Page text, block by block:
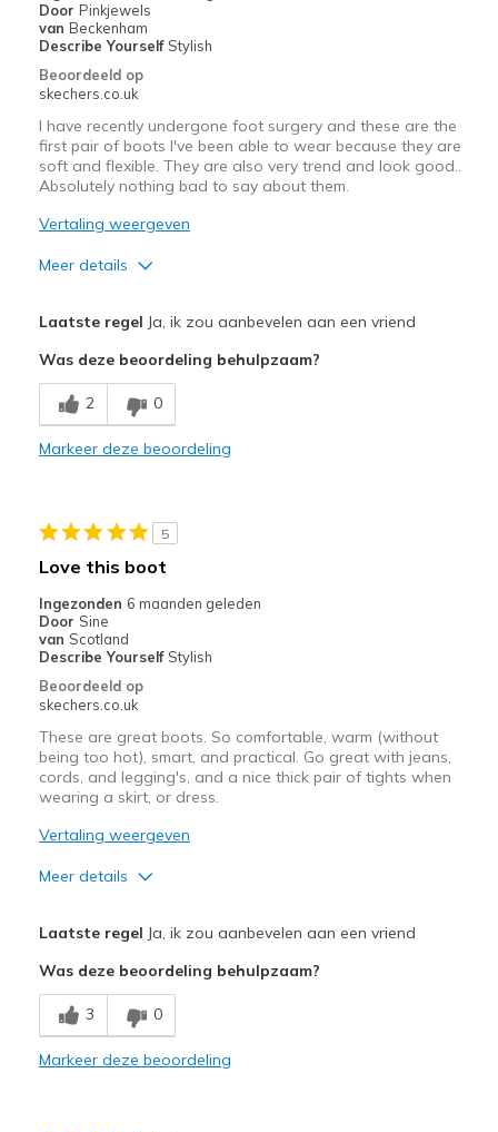
met
de
migratiegeschiedenis
van
de
page_id
bezoeken.
Door Pinkjewels
van Beckenham
Describe Yourself Stylish
Beoordeeld op
skechers.co.uk
I have recently undergone foot surgery and these are the
first pair of boots I've been able to wear because they are
soft and flexible. They are also very trend and look good..
Absolutely nothing bad to say about them.
Vertaling weergeven
Meer details
Comfortable
Durable
Casual Wear
Travel
Width
Sizing
View On Shoes
Shoes are for Wearing
Laatste regel Ja, ik zou aanbevelen aan een vriend
Was deze beoordeling behulpzaam?
2 0
Markeer deze beoordeling
5
Love this boot
Ingezonden 6 maanden geleden
Door Sine
van Scotland
Describe Yourself Stylish
Beoordeeld op
skechers.co.uk
These are great boots. So comfortable, warm (without
being too hot), smart, and practical. Go great with jeans,
cords, and legging's, and a nice thick pair of tights when
wearing a skirt, or dress.
Vertaling weergeven
Meer details
Breathe Well
Comfortable
Laatste regel Ja, ik zou aanbevelen aan een vriend
Was deze beoordeling behulpzaam?
3 0
Markeer deze beoordeling